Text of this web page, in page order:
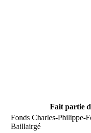
Fait partie
Fonds Charles-Philippe-
Baillairgé